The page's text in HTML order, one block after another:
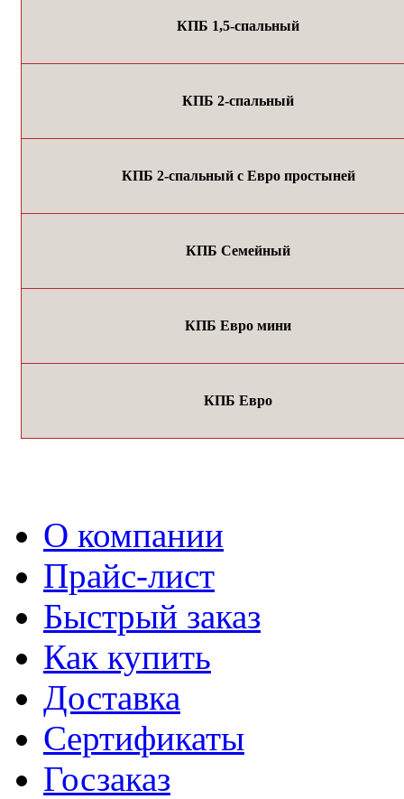
КПБ 1,5-спальный
КПБ 2-спальный
КПБ 2-спальный с Евро простыней
КПБ Семейный
КПБ Евро мини
КПБ Евро
О компании
Прайс-лист
Быстрый заказ
Как купить
Доставка
Сертификаты
Госзаказ